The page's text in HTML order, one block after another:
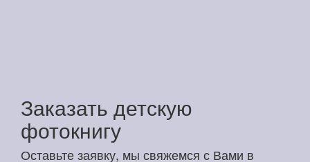
Заказать детскую
фотокнигу
Оставьте заявку, мы свяжемся с Вами в